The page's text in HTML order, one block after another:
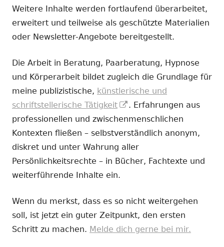
Weitere Inhalte werden fortlaufend überarbeitet,
erweitert und teilweise als geschützte Materialien
oder Newsletter-Angebote bereitgestellt.
Die Arbeit in Beratung, Paarberatung, Hypnose
und Körperarbeit bildet zugleich die Grundlage für
meine publizistische, künstlerische und
schriftstellerische Tätigkeit
In
neuem
Fenster
öffnen
. Erfahrungen aus
professionellen und zwischenmenschlichen
Kontexten fließen – selbstverständlich anonym,
diskret und unter Wahrung aller
Persönlichkeitsrechte – in Bücher, Fachtexte und
weiterführende Inhalte ein.
Wenn du merkst, dass es so nicht weitergehen
soll, ist jetzt ein guter Zeitpunkt, den ersten
Schritt zu machen. Melde dich gerne bei mir.